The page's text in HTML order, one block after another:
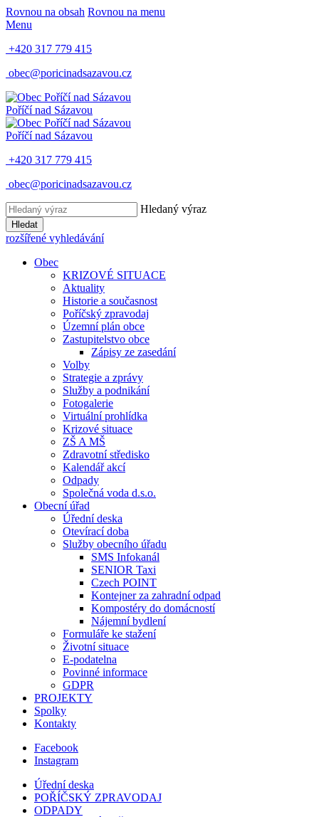
Rovnou na obsah Rovnou na menu
Menu
+420 317 779 415
obec@poricinadsazavou.cz
Poříčí nad Sázavou
Poříčí nad Sázavou
+420 317 779 415
obec@poricinadsazavou.cz
Hledaný výraz
Hledat
rozšířené vyhledávání
Obec
KRIZOVÉ SITUACE
Aktuality
Historie a současnost
Poříčský zpravodaj
Územní plán obce
Zastupitelstvo obce
Zápisy ze zasedání
Volby
Strategie a zprávy
Služby a podnikání
Fotogalerie
Virtuální prohlídka
Krizové situace
ZŠ A MŠ
Zdravotní středisko
Kalendář akcí
Odpady
Společná voda d.s.o.
Obecní úřad
Úřední deska
Otevírací doba
Služby obecního úřadu
SMS Infokanál
SENIOR Taxi
Czech POINT
Kontejner za zahradní odpad
Kompostéry do domácností
Nájemní bydlení
Formuláře ke stažení
Životní situace
E-podatelna
Povinné informace
GDPR
PROJEKTY
Spolky
Kontakty
Facebook
Instagram
Úřední deska
POŘÍČSKÝ ZPRAVODAJ
ODPADY